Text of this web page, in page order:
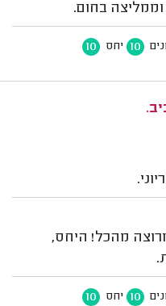
בחום.
10 יחס 10
מהכל! היחס,
10 יחס 10